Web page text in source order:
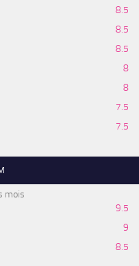
8.5
8.5
8.5
8
8
7.5
7.5
mois
9.5
9
8.5